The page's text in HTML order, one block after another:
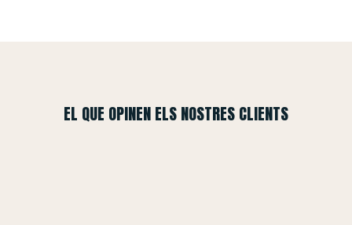
EL QUE OPINEN ELS NOSTRES CLIENTS